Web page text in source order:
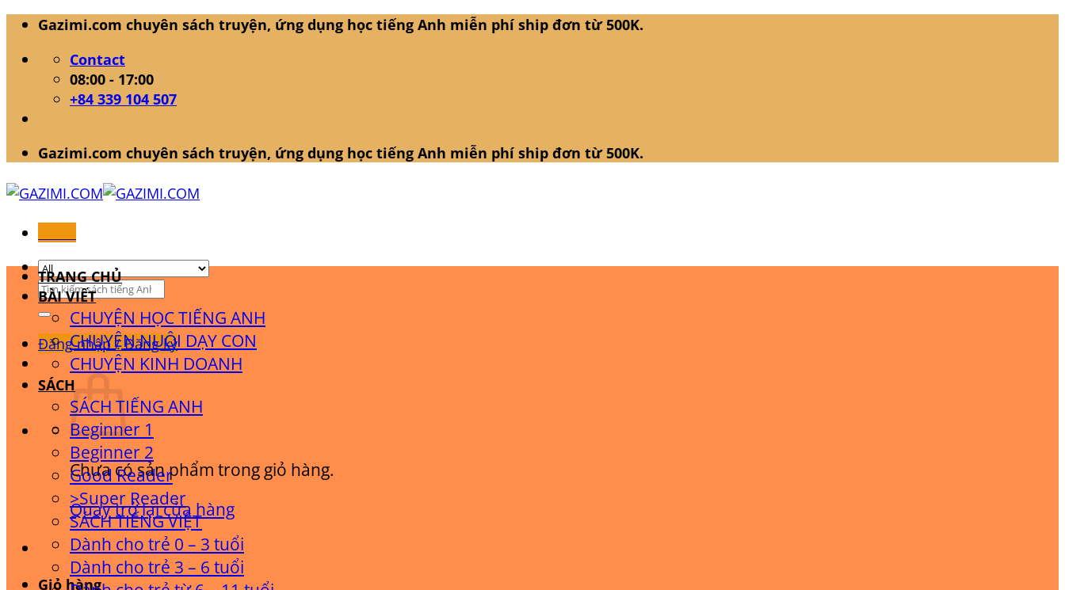
Skip
content
Gazimi.com chuyên sách truyện, ứng dụng học tiếng Anh miễn phí ship đơn từ 500K.
Contact
08:00 - 17:00
+84 339 104 507
Gazimi.com chuyên sách truyện, ứng dụng học tiếng Anh miễn phí ship đơn từ 500K.
Tìm
kiếm:
Đăng nhập / Đăng ký
Chưa có sản phẩm trong giỏ hàng.
Quay trở lại cửa hàng
Giỏ hàng
TRANG CHỦ
BÀI VIẾT
CHUYỆN HỌC TIẾNG ANH
CHUYỆN NUÔI DẠY CON
CHUYỆN KINH DOANH
SÁCH
SÁCH TIẾNG ANH
Beginner 1
Beginner 2
Good Reader
>Super Reader
SÁCH TIẾNG VIỆT
Dành cho trẻ 0 – 3 tuổi
Dành cho trẻ 3 – 6 tuổi